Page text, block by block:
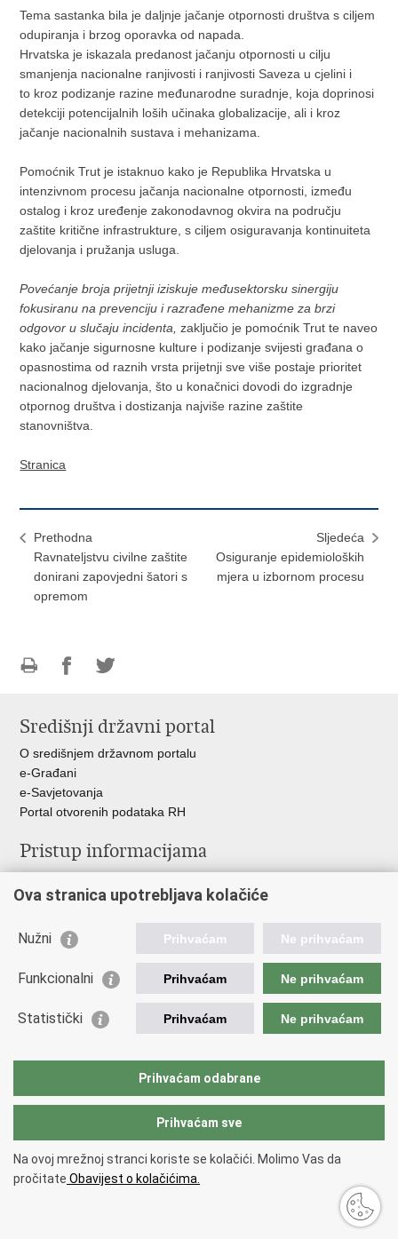
Tema sastanka bila je daljnje jačanje otpornosti društva s ciljem
odupiranja i brzog oporavka od napada.
Hrvatska je iskazala predanost jačanju otpornosti u cilju
smanjenja nacionalne ranjivosti i ranjivosti Saveza u cjelini i
to kroz podizanje razine međunarodne suradnje, koja doprinosi
detekciji potencijalnih loših učinaka globalizacije, ali i kroz
jačanje nacionalnih sustava i mehanizama.
Pomoćnik Trut je istaknuo kako je Republika Hrvatska u
intenzivnom procesu jačanja nacionalne otpornosti, između
ostalog i kroz uređenje zakonodavnog okvira na području
zaštite kritične infrastrukture, s ciljem osiguravanja kontinuiteta
djelovanja i pružanja usluga.
Povećanje broja prijetnji iziskuje međusektorsku sinergiju
fokusiranu na prevenciju i razrađene mehanizme za brzi
odgovor u slučaju incidenta,zaključio je pomoćnik Trut te naveo
kako jačanje sigurnosne kulture i podizanje svijesti građana o
opasnostima od raznih vrsta prijetnji sve više postaje prioritet
nacionalnog djelovanja, što u konačnici dovodi do izgradnje
otpornog društva i dostizanja najviše razine zaštite
stanovništva.
Stranica
Prethodna
Ravnateljstvu civilne zaštite
donirani zapovjedni šatori s
opremom
Sljedeća
Osiguranje epidemioloških
mjera u izbornom procesu
FacebookuTwitteru
Središnji državni portal
O središnjem državnom portalu
e-Građani
e-Savjetovanja
Portal otvorenih podataka RH
Pristup informacijama
Savjetovanje
Zapošljavanje
Odnosi s javnošću
Važne poveznice
Ministarstvo unutarnjih poslova
Copyright © 2026 Ravnateljstvo civilne zaštite.
pristupačnosti.
Ova stranica upotrebljava kolačiće
Nužni Prihvaćam Ne prihvaćam
Funkcionalni Prihvaćam Ne prihvaćam
Statistički Prihvaćam Ne prihvaćam
Prihvaćam odabrane
Prihvaćam sve
Na ovoj mrežnoj stranci koriste se kolačići. Molimo Vas da
pročitate Obavijest o kolačićima.